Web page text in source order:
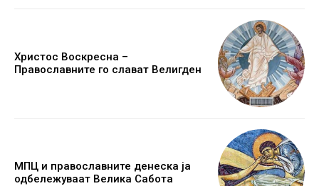
Христос Воскресна –
Православните го слават Велигден
МПЦ и православните денеска ја
одбележуваат Велика Сабота